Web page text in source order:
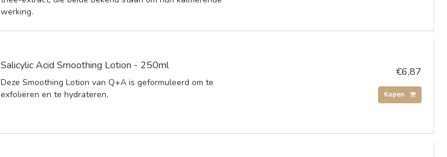
werking.
Salicylic Acid Smoothing Lotion - 250ml
Deze Smoothing Lotion van Q+A is geformuleerd om te
exfoliëren en te hydrateren.
€6,87
Kopen